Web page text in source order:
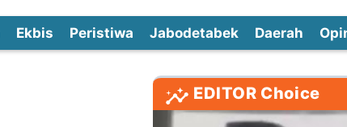
Ekbis Peristiwa Jabodetabek Daerah
EDITOR Choice